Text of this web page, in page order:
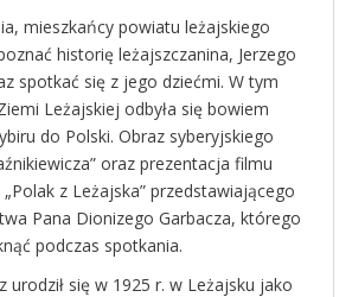
mieszkańcy powiatu leżajskiego
historię leżajszczanina, Jerzego
spotkać się z jego dziećmi. W tym
Leżajskiej odbyła się bowiem
do Polski. Obraz syberyjskiego
oraz prezentacja filmu
z Leżajska” przedstawiającego
Pana Dionizego Garbacza, którego
podczas spotkania.
urodził się w 1925 r. w Leżajsku jako